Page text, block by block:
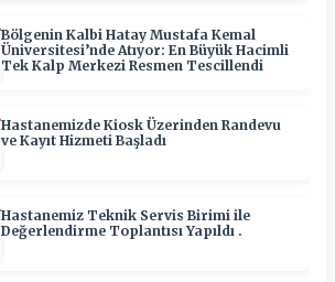
Bölgenin Kalbi Hatay Mustafa Kemal
Üniversitesi’nde Atıyor: En Büyük Hacimli
Tek Kalp Merkezi Resmen Tescillendi
Hastanemizde Kiosk Üzerinden Randevu
ve Kayıt Hizmeti Başladı
Hastanemiz Teknik Servis Birimi ile
Değerlendirme Toplantısı Yapıldı .